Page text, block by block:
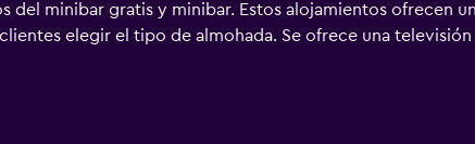
del minibar gratis y minibar. Estos alojamientos ofrecen
elegir el tipo de almohada. Se ofrece una
con bañera o ducha, albornoces, zapatillas y
a Internet por cable y wifi gratis. Los servicios para las